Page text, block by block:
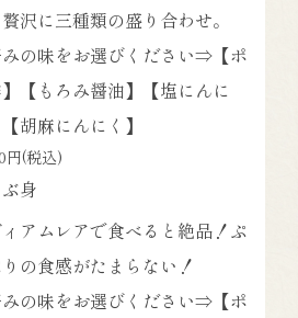
沢に三種類の盛り合わせ。
の味をお選びください⇒【ポ
【もろみ醤油】【塩にんに
胡麻にんにく】
円(税込)
身
ィアムレアで食べると絶品！ぷ
りの食感がたまらない！
の味をお選びください⇒【ポ